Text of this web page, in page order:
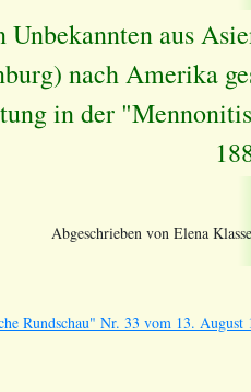
Unbekannten aus
nach Amerika
in der
Abgeschrieben von Elena
Rundschau" Nr. 33 vom 13. August